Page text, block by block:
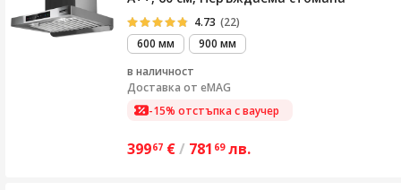
4.73 (22)
600 мм
900 мм
в наличност
Доставка от eMAG
-15% отстъпка с ваучер
39967 €/ 781 69 лв.